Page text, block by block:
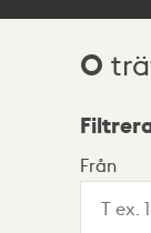
0
Från